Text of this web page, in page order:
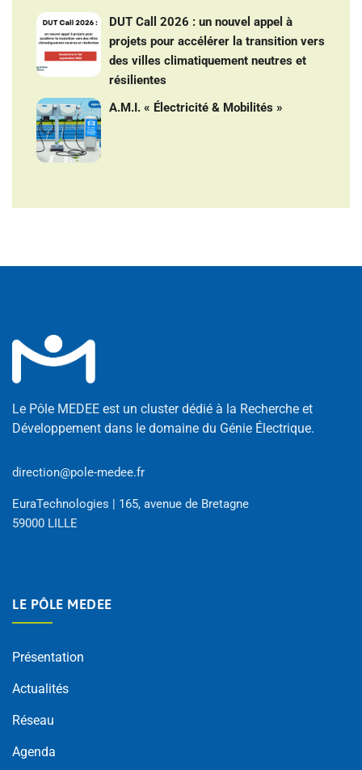
DUT Call 2026 : un nouvel appel à
projets pour accélérer la transition vers
des villes climatiquement neutres et
résilientes
A.M.I. « Électricité & Mobilités »
Le Pôle MEDEE est un cluster dédié à la Recherche et
Développement dans le domaine du Génie Électrique.
direction@pole-medee.fr
EuraTechnologies | 165, avenue de Bretagne
59000 LILLE
LE PÔLE MEDEE
Présentation
Actualités
Réseau
Agenda